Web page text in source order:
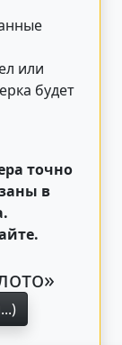
или
будет
точно
в